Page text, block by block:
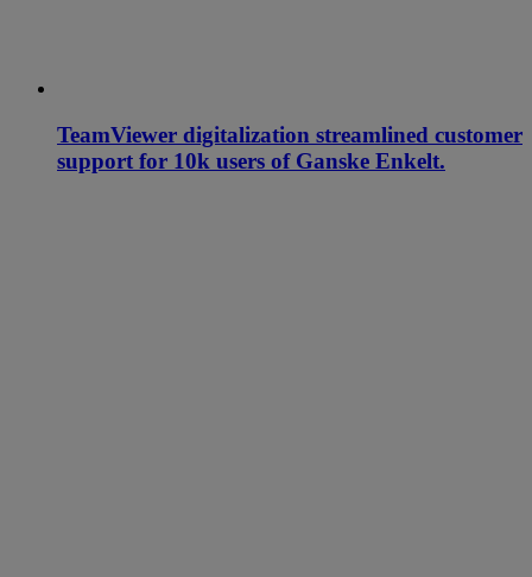
TeamViewer digitalization streamlined customer
support for 10k users of Ganske Enkelt.